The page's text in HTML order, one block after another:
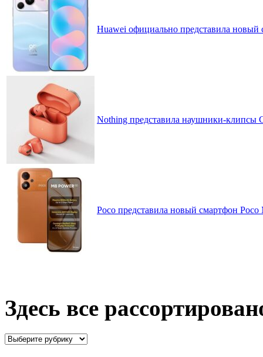
Huawei официально представила
Nothing представила наушники-клипсы
Poco представила новый смартфон
Здесь все
Здесь